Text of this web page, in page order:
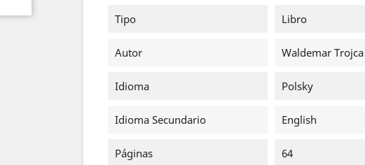
Tipo
Libro
Autor Waldemar Trojca
Idioma Polsky
Idioma Secundario English
Páginas 64